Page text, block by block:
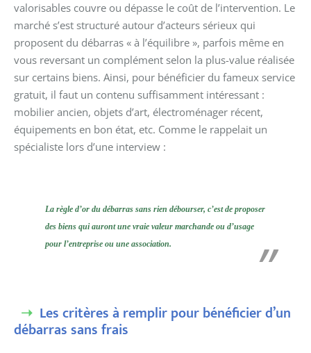
valorisables couvre ou dépasse le coût de l’intervention. Le
marché s’est structuré autour d’acteurs sérieux qui
proposent du débarras « à l’équilibre », parfois même en
vous reversant un complément selon la plus-value réalisée
sur certains biens. Ainsi, pour bénéficier du fameux service
gratuit, il faut un contenu suffisamment intéressant :
mobilier ancien, objets d’art, électroménager récent,
équipements en bon état, etc. Comme le rappelait un
spécialiste lors d’une interview :
La règle d’or du débarras sans rien débourser, c’est de proposer
des biens qui auront une vraie valeur marchande ou d’usage
pour l’entreprise ou une association.
Les critères à remplir pour bénéficier d’un
débarras sans frais